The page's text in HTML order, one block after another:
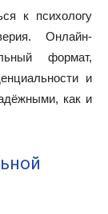
к психологу
Онлайн-
формат,
и
как и